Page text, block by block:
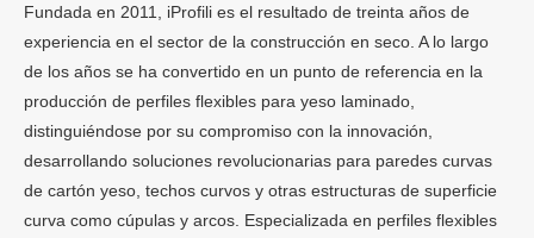
Fundada en 2011, iProfili es el resultado de treinta años de
experiencia en el sector de la construcción en seco. A lo largo
de los años se ha convertido en un punto de referencia en la
producción de perfiles flexibles para yeso laminado,
distinguiéndose por su compromiso con la innovación,
desarrollando soluciones revolucionarias para paredes curvas
de cartón yeso, techos curvos y otras estructuras de superficie
curva como cúpulas y arcos. Especializada en perfiles flexibles